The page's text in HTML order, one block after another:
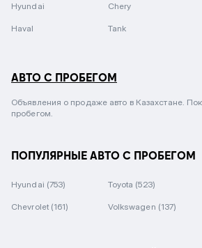
Hyundai Chery
Haval Tank
АВТО С ПРОБЕГОМ
Объявления о продаже авто в Казахстане.
пробегом.
ПОПУЛЯРНЫЕ АВТО С ПРОБЕГОМ
Hyundai (753) Toyota (523)
Chevrolet (161) Volkswagen (137)